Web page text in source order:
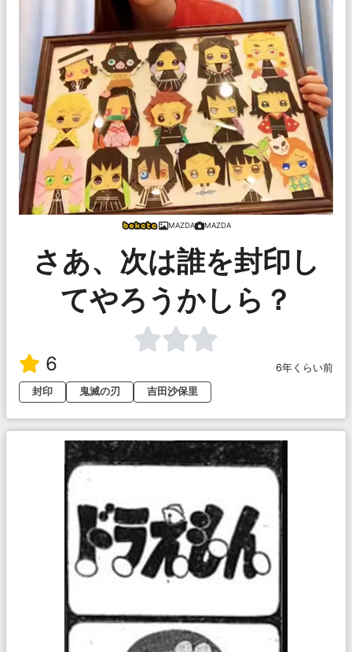
MAZDA MAZDA
さあ、次は誰を封印し
てやろうかしら？
6
6年くらい前
封印
鬼滅の刃 吉田沙保里